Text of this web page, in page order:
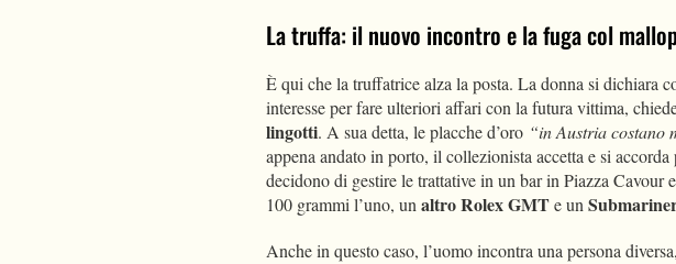
La truffa: il nuovo incontro e la fuga col
È qui che la truffatrice alza la posta. La donna si dichiara
interesse per fare ulteriori affari con la futura vittima,
lingotti. A sua detta, le placche d’oro “in Austria costano
appena andato in porto, il collezionista accetta e si
decidono di gestire le trattative in un bar in Piazza Cavour
100 grammi l’uno, unaltro Rolex GMTe un
Anche in questo caso, l’uomo incontra una persona